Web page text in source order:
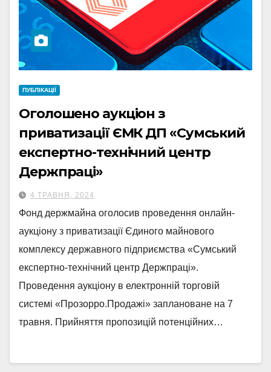
ПУБЛІКАЦІЇ
Оголошено аукціон з
приватизації ЄМК ДП «Сумський
експертно-технічний центр
Держпраці»
4 ТРАВНЯ, 2024
Фонд держмайна оголосив проведення онлайн-
аукціону з приватизації Єдиного майнового
комплексу державного підприємства «Сумський
експертно-технічний центр Держпраці».
Проведення аукціону в електронній торговій
системі «Прозорро.Продажі» заплановане на 7
травня. Прийняття пропозицій потенційних…